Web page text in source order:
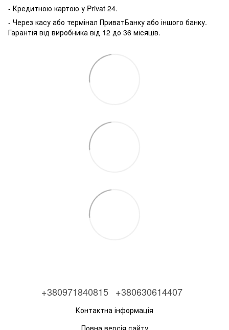
- Кредитною картою у Privat 24.
- Через касу або термінал ПриватБанку або іншого банку.
Гарантія від виробника від 12 до 36 місяців.
+380971840815 +380630614407
Контактна інформація
Повна версія сайту